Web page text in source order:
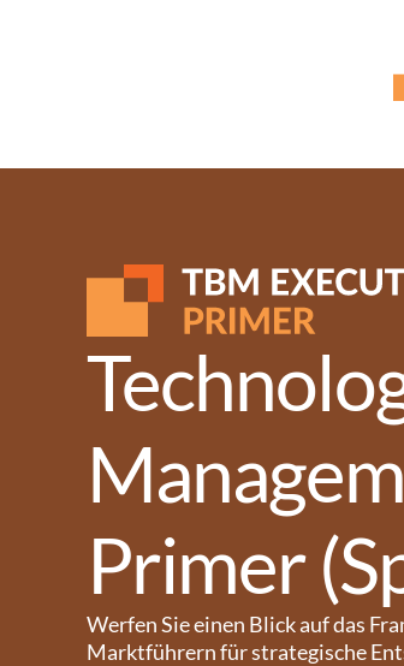
Primer
Werfen Sie einen Blick auf das
Marktführern für strategische